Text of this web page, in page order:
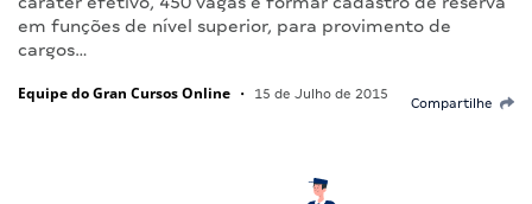
em funções de nível superior, para provimento de
cargos…
Equipe do Gran Cursos Online • 15 de Julho de 2015
Compartilhe